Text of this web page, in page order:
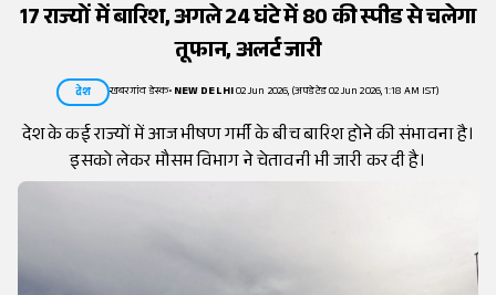
17 राज्यों में बारिश, अगले 24 घंटे में 80 की स्पीड से चलेगा
तूफान, अलर्ट जारी
देश खबरगांव डेस्क•NEW DELHI02 Jun 2026, (अपडेटेड 02 Jun 2026, 1:18 AM IST)
देश के कई राज्यों में आज भीषण गर्मी के बीच बारिश होने की संभावना है।
इसको लेकर मौसम विभाग ने चेतावनी भी जारी कर दी है।